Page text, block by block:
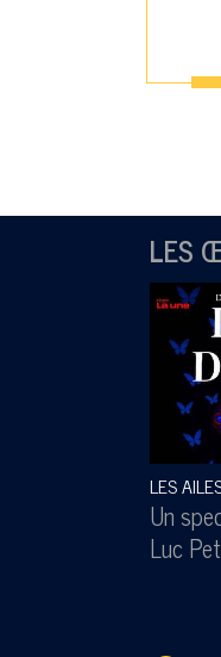
LES
LES
Un
Luc